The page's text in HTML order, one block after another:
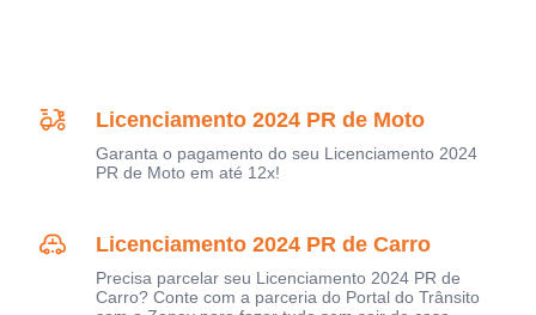
Licenciamento 2024 PR de Moto
Garanta o pagamento do seu Licenciamento 2024
PR de Moto em até 12x!
Licenciamento 2024 PR de Carro
Precisa parcelar seu Licenciamento 2024 PR de
Carro? Conte com a parceria do Portal do Trânsito